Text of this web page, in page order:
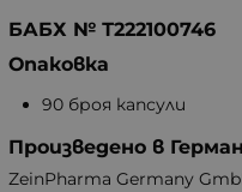
БАБХ № Т222100746
Опаковка
90 броя капсули
Произведено в
ZeinPharma Germany